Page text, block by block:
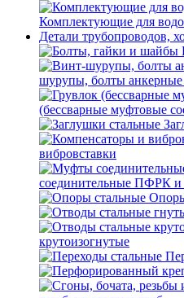
Комплектующие для
Детали трубопроводов,
шурупы, болты
(бессварные муфтовые
вибровставки
соединительные ПФРК
крутоизогнутые